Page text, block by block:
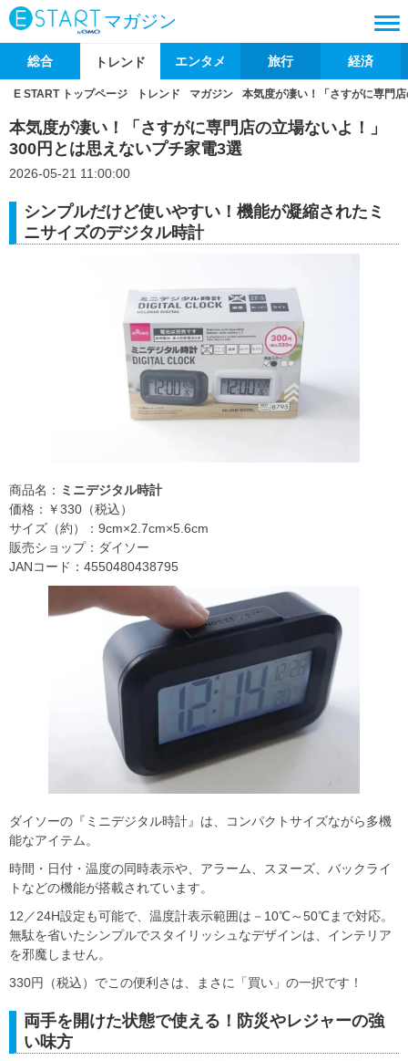
マガジン
総合 トレンド エンタメ 旅行 経済
E START トップページ トレンド マガジン 本気度が凄い！「さすがに専門
本気度が凄い！「さすがに専門店の立場ないよ！」
300円とは思えないプチ家電3選
2026-05-21 11:00:00
シンプルだけど使いやすい！機能が凝縮されたミ
ニサイズのデジタル時計
商品名： ミニデジタル時計
価格：￥330（税込）
サイズ（約）：9cm×2.7cm×5.6cm
販売ショップ：ダイソー
JANコード：4550480438795
ダイソーの『ミニデジタル時計』は、コンパクトサイズながら多機
能なアイテム。
時間・日付・温度の同時表示や、アラーム、スヌーズ、バックライ
トなどの機能が搭載されています。
12／24H設定も可能で、温度計表示範囲は－10℃～50℃まで対応。
無駄を省いたシンプルでスタイリッシュなデザインは、インテリア
を邪魔しません。
330円（税込）でこの便利さは、まさに「買い」の一択です！
両手を開けた状態で使える！防災やレジャーの強
い味方